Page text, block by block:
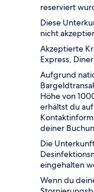
reserviert
Diese
nicht
Akzeptierte
Express,
Aufgrund
Höhe von
erhältst du
deiner
Die
eingehalten
Wenn du